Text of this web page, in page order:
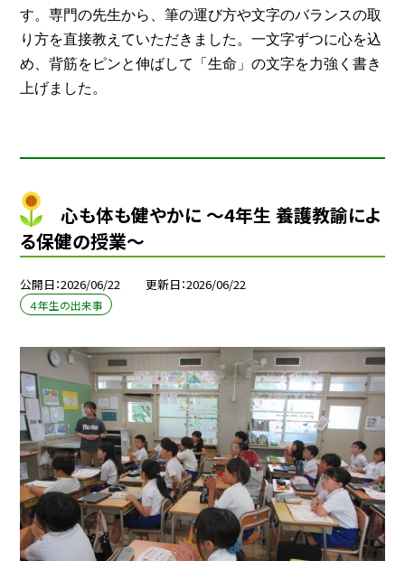
す。専門の先生から、筆の運び方や文字のバランスの取
り方を直接教えていただきました。一文字ずつに心を込
め、背筋をピンと伸ばして「生命」の文字を力強く書き
上げました。
心も体も健やかに ～4年生 養護教諭によ
る保健の授業～
公開日 2026/06/22 更新日 2026/06/22
４年生の出来事